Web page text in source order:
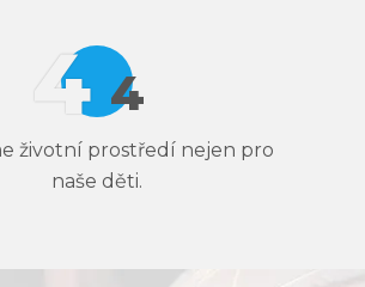
životní prostředí nejen pro
naše děti.